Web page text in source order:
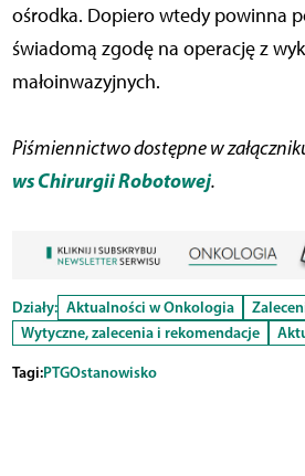
ośrodka. Dopiero wtedy powinna
świadomą zgodę na operację z
małoinwazyjnych.
Piśmiennictwo dostępne w
ws Chirurgii Robotowej.
Działy: Aktualności w Onkologia
Wytyczne, zalecenia i rekomendacje
Tagi:PTGOstanowisko